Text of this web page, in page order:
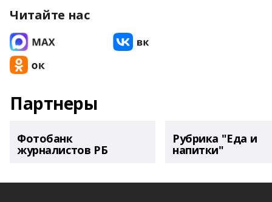
Читайте нас
Партнеры
Фотобанк
журналистов РБ
Рубрика "Еда и
напитки"